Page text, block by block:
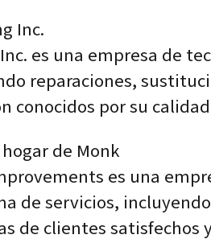
Inc.
es una empresa de
reparaciones,
conocidos por su
de Monk
es una
de servicios,
de clientes